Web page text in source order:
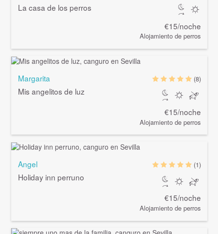
La casa de los perros
€15/noche
Alojamiento de perros
Margarita
Mis angelitos de luz
(8)
€15/noche
Alojamiento de perros
Angel
Holiday inn perruno
(1)
€15/noche
Alojamiento de perros